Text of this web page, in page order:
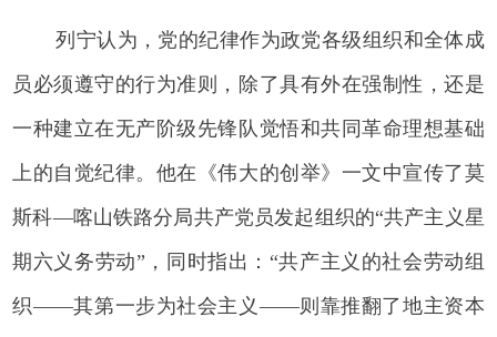
列宁认为，党的纪律作为政党各级组织和全体成
员必须遵守的行为准则，除了具有外在强制性，还是
一种建立在无产阶级先锋队觉悟和共同革命理想基础
上的自觉纪律。他在《伟大的创举》一文中宣传了莫
斯科—喀山铁路分局共产党员发起组织的“共产主义星
期六义务劳动”，同时指出：“共产主义的社会劳动组
织——其第一步为社会主义——则靠推翻了地主资本